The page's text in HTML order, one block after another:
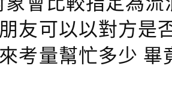
友可以以對方是
考量幫忙多少